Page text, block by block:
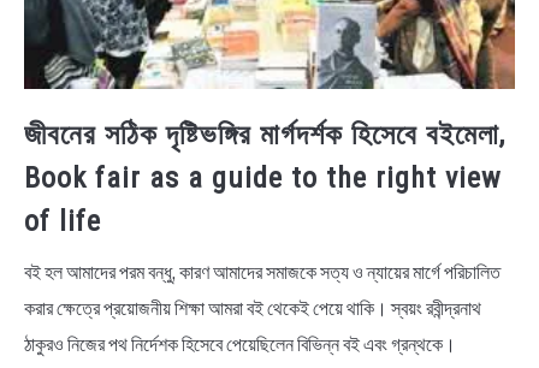
জীবনের সঠিক দৃষ্টিভঙ্গির মার্গদর্শক হিসেবে বইমেলা,
Book fair as a guide to the right view
of life
বই হল আমাদের পরম বন্ধু, কারণ আমাদের সমাজকে সত্য ও ন্যায়ের মার্গে পরিচালিত
করার ক্ষেত্রে প্রয়োজনীয় শিক্ষা আমরা বই থেকেই পেয়ে থাকি। স্বয়ং রবীন্দ্রনাথ
ঠাকুরও নিজের পথ নির্দেশক হিসেবে পেয়েছিলেন বিভিন্ন বই এবং গ্রন্থকে।